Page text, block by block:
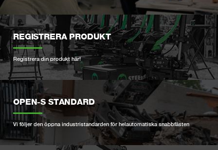
REGISTRERA PRODUKT
Registrera din produkt här!
OPEN-S STANDARD
Vi följer den öppna industristandarden för helautomatiska snabbfästen